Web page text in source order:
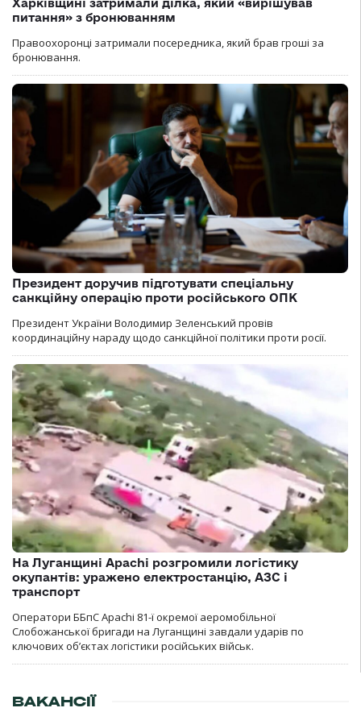
Харківщині затримали ділка, який «вирішував
питання» з бронюванням
Правоохоронці затримали посередника, який брав гроші за
бронювання.
Президент доручив підготувати спеціальну
санкційну операцію проти російського ОПК
Президент України Володимир Зеленський провів
координаційну нараду щодо санкційної політики проти росії.
На Луганщині Apachi розгромили логістику
окупантів: уражено електростанцію, АЗС і
транспорт
Оператори ББпС Apachi 81-ї окремої аеромобільної
Слобожанської бригади на Луганщині завдали ударів по
ключових об’єктах логістики російських військ.
ВАКАНСІЇ